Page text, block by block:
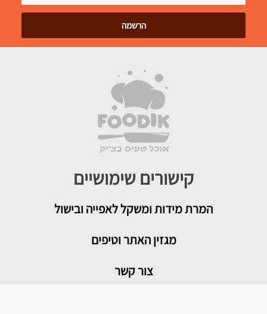
קישורים שימושיים
המרת מידות ומשקל לאפייה ובישול
מגזין האתר וטיפים
צור קשר